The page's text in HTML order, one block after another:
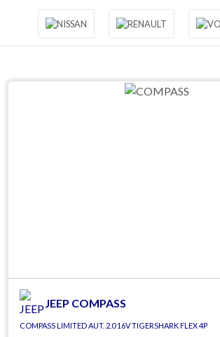
JEEP COMPASS
COMPASS LIMITED AUT. 2.0 16V TIGERSHARK FLEX 4P